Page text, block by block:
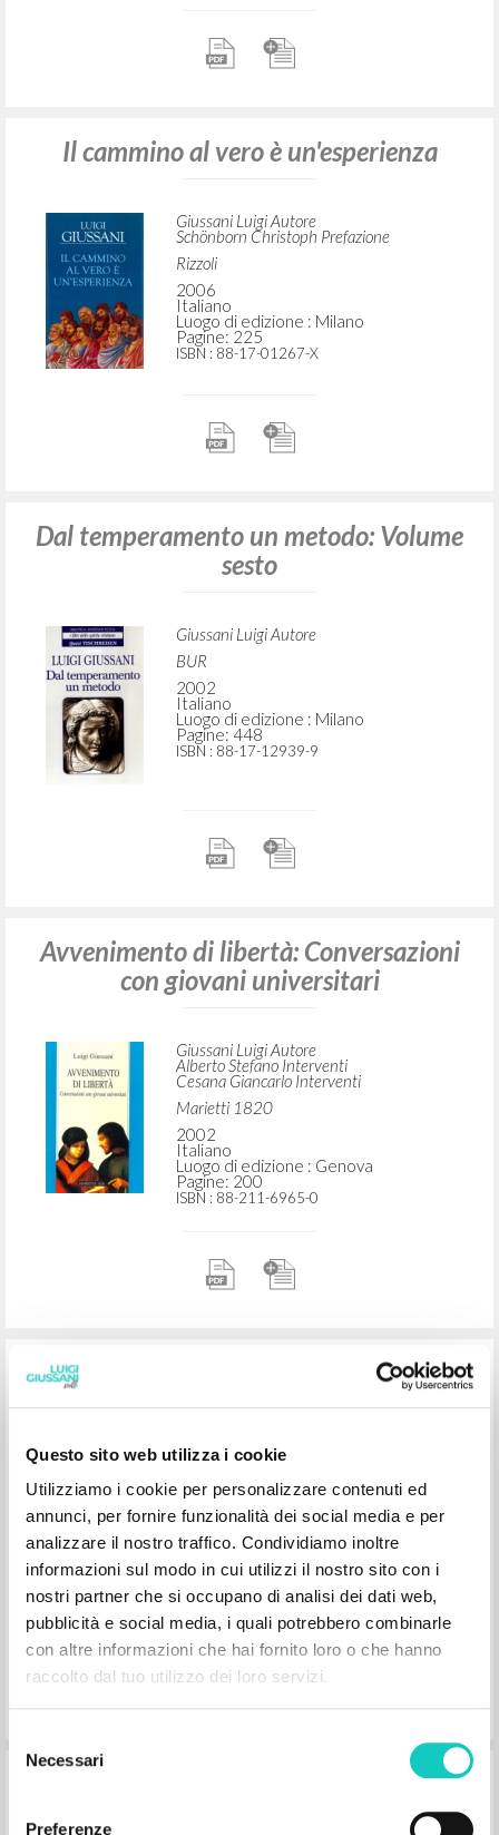
Questo sito web utilizza i cookie
Utilizziamo i cookie per personalizzare contenuti ed
annunci, per fornire funzionalità dei social media e per
analizzare il nostro traffico. Condividiamo inoltre
informazioni sul modo in cui utilizzi il nostro sito con i
nostri partner che si occupano di analisi dei dati web,
pubblicità e social media, i quali potrebbero combinarle
con altre informazioni che hai fornito loro o che hanno
raccolto dal tuo utilizzo dei loro servizi.
delNecessari
Preferenze
Il cammino al vero è un'esperienza
Giussani Luigi Autore
Schönborn Christoph Prefazione
Rizzoli
2006
Italiano
Luogo di edizione : Milano
Pagine: 225
ISBN : 88-17-01267-X
Dal temperamento un metodo: Volume
sesto
Giussani Luigi Autore
BUR
2002
Italiano
Luogo di edizione : Milano
Pagine: 448
ISBN : 88-17-12939-9
Avvenimento di libertà: Conversazioni
con giovani universitari
Giussani Luigi Autore
Alberto Stefano Interventi
Cesana Giancarlo Interventi
Marietti 1820
2002
Italiano
Luogo di edizione : Genova
Pagine: 200
ISBN : 88-211-6965-0
Certi di alcune grandi cose: (1979-
1981)
Carrón Julián Prefazione
BUR
2007
Luogo di edizione : Milano
Pagine: 512
ISBN: 978-88-17-01694-0